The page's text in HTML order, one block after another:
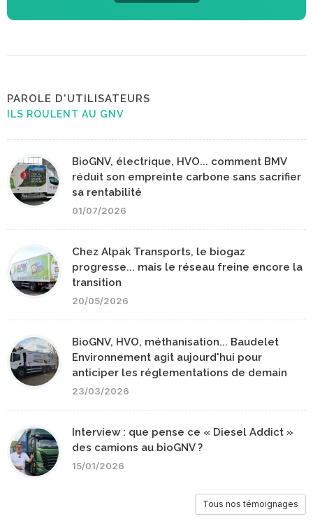
PAROLE D'UTILISATEURS
ILS ROULENT AU GNV
BioGNV, électrique, HVO... comment BMV
réduit son empreinte carbone sans sacrifier
sa rentabilité
01/07/2026
Chez Alpak Transports, le biogaz
progresse... mais le réseau freine encore la
transition
20/05/2026
BioGNV, HVO, méthanisation... Baudelet
Environnement agit aujourd'hui pour
anticiper les réglementations de demain
23/03/2026
Interview : que pense ce « Diesel Addict »
des camions au bioGNV ?
15/01/2026
Tous nos témoignages